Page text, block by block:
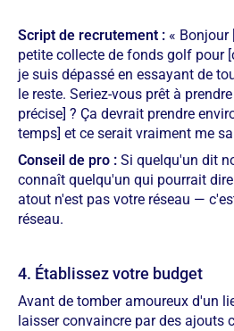
Script de recrutement : « Bonjour
petite collecte de fonds golf pour
je suis dépassé en essayant de
le reste. Seriez-vous prêt à
précise] ? Ça devrait prendre
temps] et ce serait vraiment me
Conseil de pro : Si quelqu'un dit
connaît quelqu'un qui pourrait
atout n'est pas votre réseau —
réseau.
4. Établissez votre budget
Avant de tomber amoureux d'un
laisser convaincre par des ajouts